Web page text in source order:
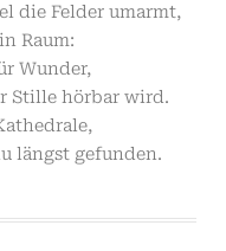
die Felder umarmt,
Raum:
Wunder,
Stille hörbar wird.
längst gefunden.